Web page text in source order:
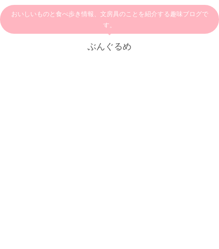
おいしいものと食べ歩き情報、文房具のことを紹介する趣味ブログで
す。
ぶんぐるめ